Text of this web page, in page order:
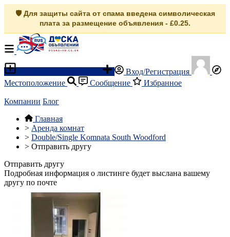
🛡️ Для защиты сайта от спама введена символическая
плата за размещение объявления - £0.25.
Вход/Регистрация
Местоположение
Сообщение Избранное
Компании Блог
Главная
> Аренда комнат
> Double/Single Komnata South Woodford
> Отправить другу
Отправить другу
Подробная информация о листинге будет выслана вашему
другу по почте